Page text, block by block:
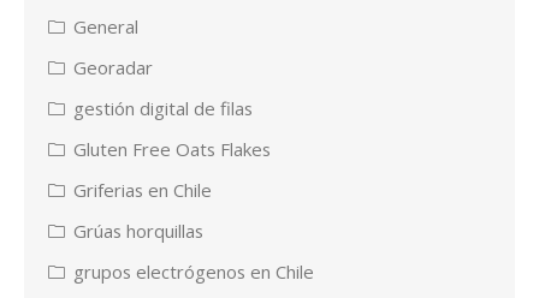
General
Georadar
gestión digital de filas
Gluten Free Oats Flakes
Griferias en Chile
Grúas horquillas
grupos electrógenos en Chile